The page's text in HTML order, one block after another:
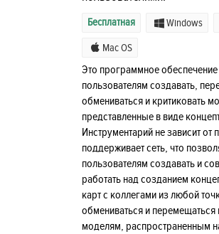
Бесплатная Windows
Mac OS
Это программное обеспечение
пользователям создавать,
обмениваться и критиковать
представленные в виде
Инструментарий не зависит
поддерживает сеть, что
пользователям создавать и
работать над созданием
карт с коллегами из любой
обмениваться и перемещаться
моделям, распространенным